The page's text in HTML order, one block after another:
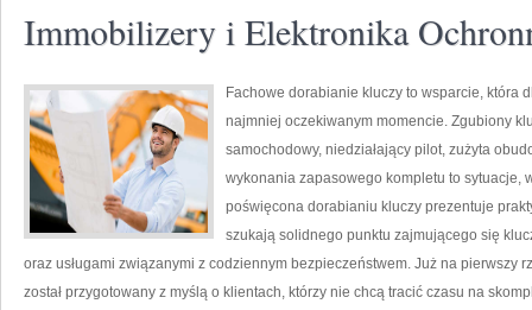
Immobilizery i Elektronika
Fachowe dorabianie kluczy to wsparcie, która
najmniej oczekiwanym momencie. Zgubiony
samochodowy, niedziałający pilot, zużyta
wykonania zapasowego kompletu to sytuacje,
poświęcona dorabianiu kluczy prezentuje
szukają solidnego punktu zajmującego się
oraz usługami związanymi z codziennym bezpieczeństwem. Już na pierwszy
został przygotowany z myślą o klientach, którzy nie chcą tracić czasu na